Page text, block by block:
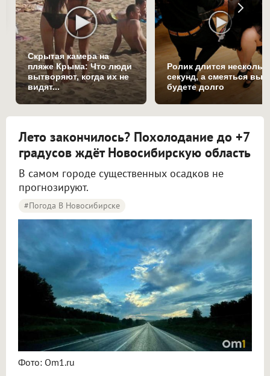
Скрытая камера на
пляже Крыма: Что люди
вытворяют, когда их не
видят...
Ролик длится
секунд, а смеяться вы
будете долго
Лето закончилось? Похолодание до +7
градусов ждёт Новосибирскую область
В самом городе существенных осадков не
прогнозируют.
#Погода В Новосибирске
Фото: Om1.ru